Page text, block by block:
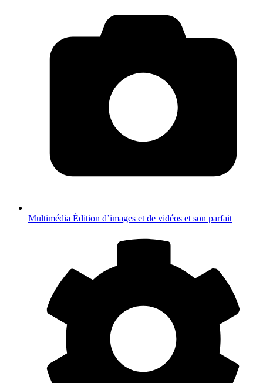
Multimédia Édition d’images et de vidéos et son parfait